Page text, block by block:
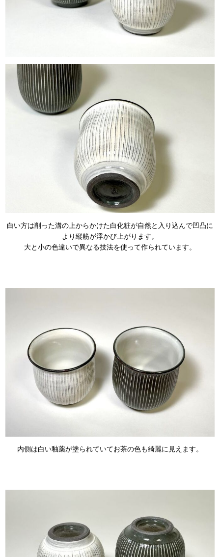
白い方は削った溝の上からかけた白化粧が自然と入り込んで凹凸に
より縦筋が浮かび上がります。
大と小の色違いで異なる技法を使って作られています。
内側は白い釉薬が塗られていてお茶の色も綺麗に見えます。